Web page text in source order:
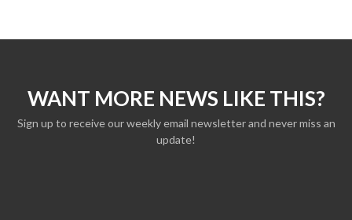
WANT MORE NEWS LIKE THIS?
Sign up to receive our weekly email newsletter and never miss an
update!